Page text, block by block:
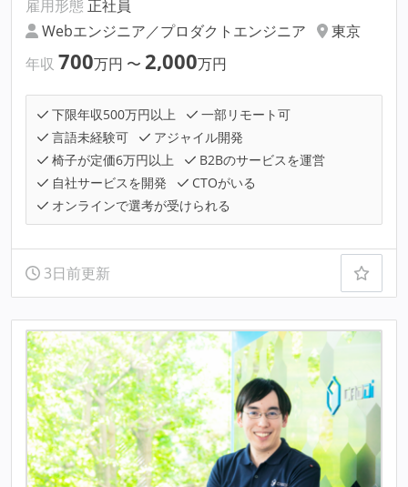
雇用形態 正社員
Webエンジニア／プロダクトエンジニア
東京
年収 700万円 〜 2,000万円
下限年収500万円以上
一部リモート可
言語未経験可
アジャイル開発
椅子が定価6万円以上
B2Bのサービスを運営
自社サービスを開発
CTOがいる
オンラインで選考が受けられる
3日前更新